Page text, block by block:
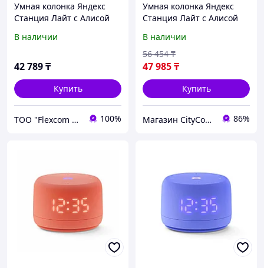
Умная колонка Яндекс
Станция Лайт с Алисой
Зеленый
В наличии
42 789₸
Купить
ТОО "Flexcom LTD" 100%
Умная колонка Яндекс
Станция Лайт с Алисой
Розовый
В наличии
47 985₸
56 454 ₸
Купить
Магазин CityCom.kz +7-727-250-1209 86%